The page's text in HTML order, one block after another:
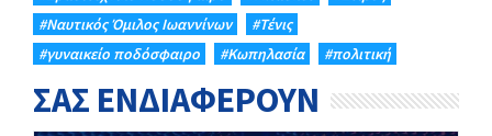
#Ναυτικός Όμιλος Ιωαννίνων
#Τένις
#γυναικείο ποδόσφαιρο
#Κωπηλασία #πολιτική
ΣΑΣ ΕΝΔΙΑΦΕΡΟΥΝ